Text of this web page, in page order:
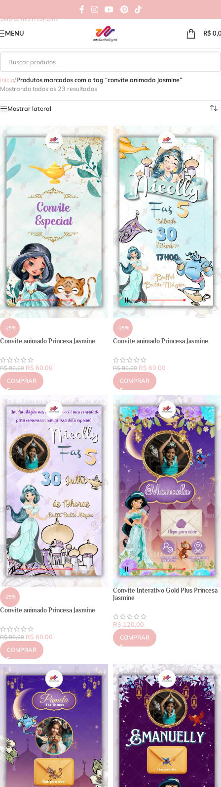
Skip to main content
MENU R$
Início/Produtos marcados com a tag “convite animado Jasmine”
Mostrando todos os 23 resultados
Mostrar lateral
-25%
Convite animado Princesa Jasmine
R$80,00 R$ 60,00
COMPRAR
-25%
Convite animado Princesa Jasmine
R$80,00 R$ 60,00
COMPRAR
-25%
Convite animado Princesa Jasmine
R$80,00 R$ 60,00
COMPRAR
Convite Interativo Gold Plus Princesa
Jasmine
R$ 120,00
COMPRAR